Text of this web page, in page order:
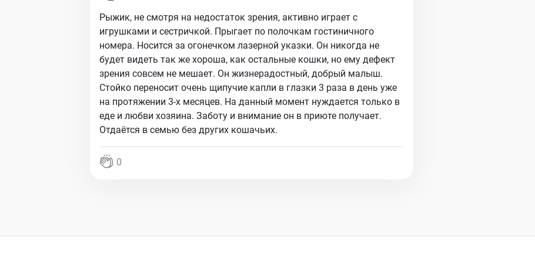
Рыжик, не смотря на недостаток зрения, активно играет с
игрушками и сестричкой. Прыгает по полочкам гостиничного
номера. Носится за огонечком лазерной указки. Он никогда не
будет видеть так же хороша, как остальные кошки, но ему дефект
зрения совсем не мешает. Он жизнерадостный, добрый малыш.
Стойко переносит очень щипучие капли в глазки 3 раза в день уже
на протяжении 3-х месяцев. На данный момент нуждается только в
еде и любви хозяина. Заботу и внимание он в приюте получает.
Отдаётся в семью без других кошачьих.
0